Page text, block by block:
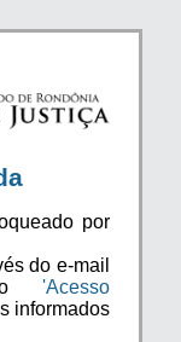
por
do e-mail
'Acesso
informados